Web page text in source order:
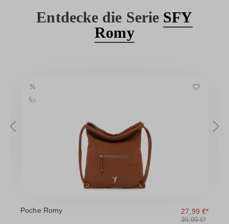
Entdecke die Serie SFY
Romy
Poche Romy 27,99 €*
39,99 €*